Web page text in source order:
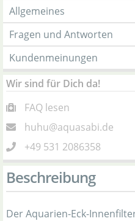
Allgemeines
Fragen und Antworten
Kundenmeinungen
Wir sind für Dich da!
FAQ lesen
huhu@aquasabi.de
+49 531 2086358
Beschreibung
Der Aquarien-Eck-